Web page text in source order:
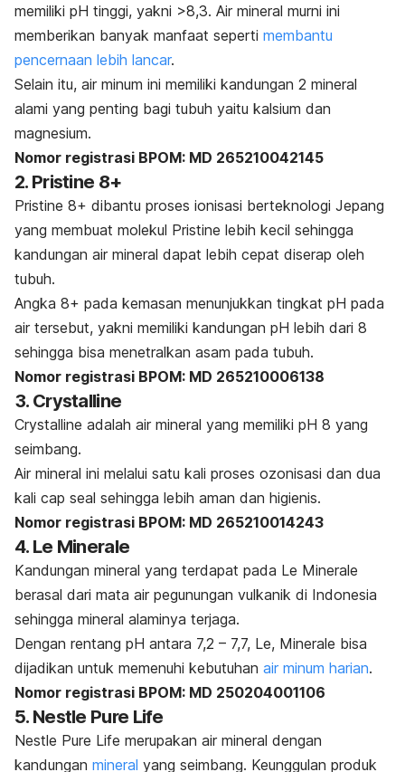
memiliki pH tinggi, yakni >8,3. Air mineral murni ini
memberikan banyak manfaat seperti membantu
pencernaan lebih lancar.
Selain itu, air minum ini memiliki kandungan 2 mineral
alami yang penting bagi tubuh yaitu kalsium dan
magnesium.
Nomor registrasi BPOM: MD 265210042145
2. Pristine 8+
Pristine 8+ dibantu proses ionisasi berteknologi Jepang
yang membuat molekul Pristine lebih kecil sehingga
kandungan air mineral dapat lebih cepat diserap oleh
tubuh.
Angka 8+ pada kemasan menunjukkan tingkat pH pada
air tersebut, yakni memiliki kandungan pH lebih dari 8
sehingga bisa menetralkan asam pada tubuh.
Nomor registrasi BPOM: MD 265210006138
3. Crystalline
Crystalline adalah air mineral yang memiliki pH 8 yang
seimbang.
Air mineral ini melalui satu kali proses ozonisasi dan dua
kali cap seal sehingga lebih aman dan higienis.
Nomor registrasi BPOM: MD 265210014243
4. Le Minerale
Kandungan mineral yang terdapat pada Le Minerale
berasal dari mata air pegunungan vulkanik di Indonesia
sehingga mineral alaminya terjaga.
Dengan rentang pH antara 7,2 – 7,7, Le, Minerale bisa
dijadikan untuk memenuhi kebutuhan air minum harian.
Nomor registrasi BPOM: MD 250204001106
5. Nestle Pure Life
Nestle Pure Life merupakan air mineral dengan
kandungan mineral yang seimbang. Keunggulan produk